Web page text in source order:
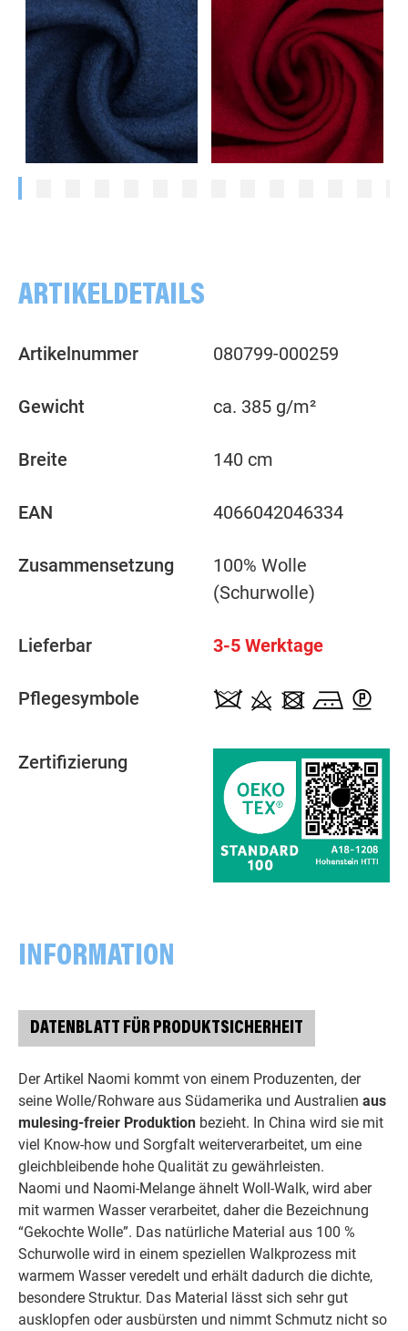
ARTIKELDETAILS
Artikelnummer 080799-000259
Gewicht ca. 385 g/m²
Breite 140 cm
EAN 4066042046334
Zusammensetzung
100% Wolle
(Schurwolle)
Lieferbar 3-5 Werktage
Pflegesymbole
Zertifizierung
INFORMATION
DATENBLATT FÜR PRODUKTSICHERHEIT
Der Artikel Naomi kommt von einem Produzenten, der
seine Wolle/Rohware aus Südamerika und Australien aus
mulesing-freier Produktion bezieht. In China wird sie mit
viel Know-how und Sorgfalt weiterverarbeitet, um eine
gleichbleibende hohe Qualität zu gewährleisten.
Naomi und Naomi-Melange ähnelt Woll-Walk, wird aber
mit warmen Wasser verarbeitet, daher die Bezeichnung
“Gekochte Wolle”. Das natürliche Material aus 100 %
Schurwolle wird in einem speziellen Walkprozess mit
warmem Wasser veredelt und erhält dadurch die dichte,
besondere Struktur. Das Material lässt sich sehr gut
ausklopfen oder ausbürsten und nimmt Schmutz nicht so